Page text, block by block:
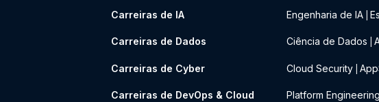
Carreiras de IA Engenharia de IA
Carreiras de Dados Ciência de Dados
Carreiras de Cyber Cloud Security
Carreiras de DevOps & Cloud Platform Engineering